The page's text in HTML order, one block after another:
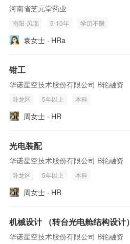
河南省芝元堂药业
南阳-凤瑞 5-10年 学历不限
袁女士 · HRa
钳工
华诺星空技术股份有限公司 B轮融资
卧龙区 5年以上 本科
周女士 · HR
光电装配
华诺星空技术股份有限公司 B轮融资
卧龙区 5年以上 本科
周女士 · HR
机械设计 （转台光电舱结构设计）
华诺星空技术股份有限公司 B轮融资